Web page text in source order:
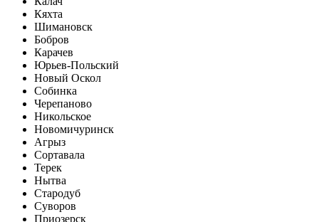
Кяхта
Шимановск
Бобров
Карачев
Юрьев-Польский
Новый Оскол
Собинка
Черепаново
Никольское
Новомичуринск
Агрыз
Сортавала
Терек
Нытва
Стародуб
Суворов
Приозерск